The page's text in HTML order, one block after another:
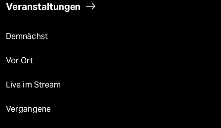
Veranstaltungen
Demnächst
Vor Ort
Live im Stream
Vergangene